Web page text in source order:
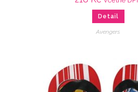
Detail
Avengers